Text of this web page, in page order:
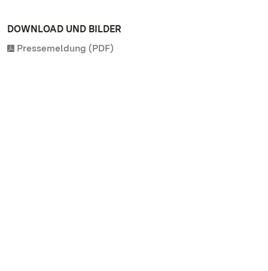
DOWNLOAD UND BILDER
Pressemeldung (PDF)